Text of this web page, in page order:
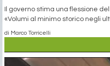
Il governo stima una flessione
«Volumi al minimo storico negli
di Marco Torricelli